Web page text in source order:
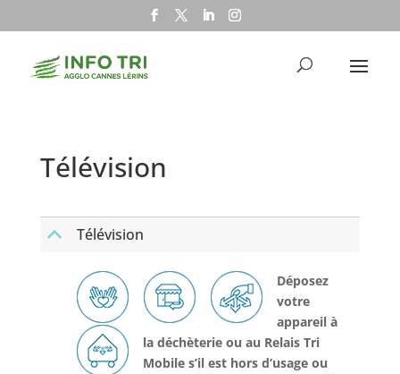
Télévision
B Télévision
Déposez
votre
appareil à
la déchèterie ou au Relais Tri
Mobile s’il est hors d’usage ou